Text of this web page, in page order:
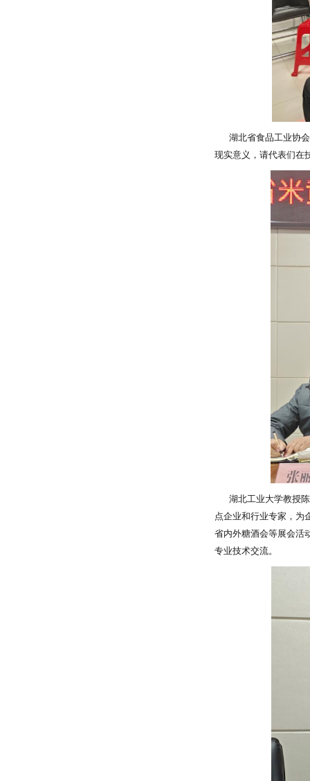
湖北省食品工业协会
现实意义，请代表们在
湖北工业大学教授陈
点企业和行业专家，为
省内外糖酒会等展会活
专业技术交流。